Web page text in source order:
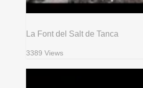
La Font del Salt de Tanca
3389 Views